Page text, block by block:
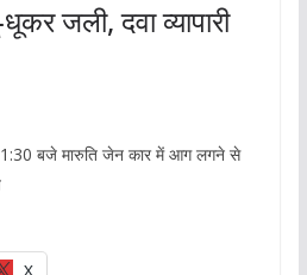
जली, दवा व्यापारी
बजे मारुति जेन कार में आग लगने से
X